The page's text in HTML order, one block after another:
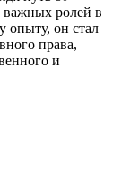
важных ролей в
опыту, он стал
права,
и